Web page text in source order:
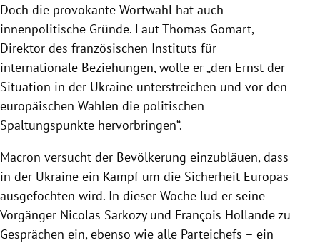
Doch die provokante Wortwahl hat auch
innenpolitische Gründe. Laut Thomas Gomart,
Direktor des französischen Instituts für
internationale Beziehungen, wolle er „den Ernst der
Situation in der Ukraine unterstreichen und vor den
europäischen Wahlen die politischen
Spaltungspunkte hervorbringen“.
Macron versucht der Bevölkerung einzubläuen, dass
in der Ukraine ein Kampf um die Sicherheit Europas
ausgefochten wird. In dieser Woche lud er seine
Vorgänger Nicolas Sarkozy und François Hollande zu
Gesprächen ein, ebenso wie alle Parteichefs – ein